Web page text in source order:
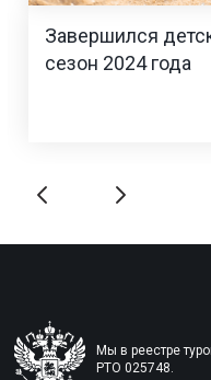
Завершился
сезон 2024 года
Мы в реестре
РТО 025748.